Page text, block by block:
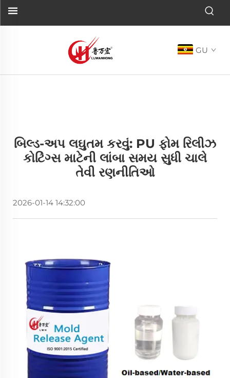
GU
બિલ્ડ-અપ લઘુતમ કરવું: PU ફોમ રિલીઝ
કોટિંગ્સ માટેની લાંબા સમય સુધી ચાલે
તેવી રણનીતિઓ
2026-01-14 14:32:00